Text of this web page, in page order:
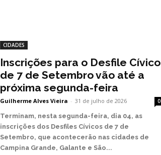
CIDADES
Inscrições para o Desfile Cívico
de 7 de Setembro vão até a
próxima segunda-feira
Guilherme Alves Vieira - 31 de julho de 2026 0
Terminam, nesta segunda-feira, dia 04, as
inscrições dos Desfiles Cívicos de 7 de
Setembro, que acontecerão nas cidades de
Campina Grande, Galante e São...